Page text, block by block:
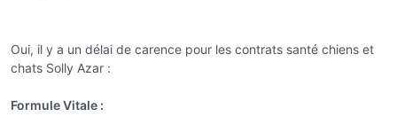
Oui, il y a un délai de carence pour les contrats santé chiens et
chats Solly Azar :
Formule Vitale :